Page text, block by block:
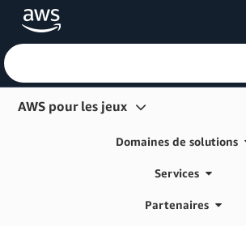
Passer au contenu principal
AWS pour les jeux
Domaines de solutions
Services
Partenaires